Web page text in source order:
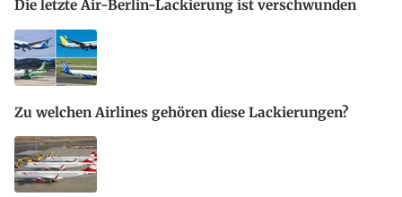
Die letzte Air-Berlin-Lackierung ist verschwunden
Zu welchen Airlines gehören diese Lackierungen?